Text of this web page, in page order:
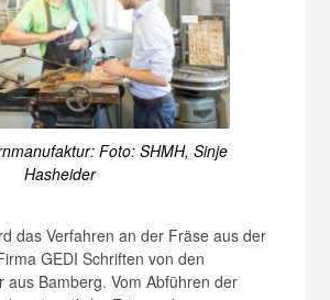
Foto: SHMH, Sinje
Hasheider
das Verfahren an der Fräse aus der
GEDI Schriften von den
aus Bamberg. Vom Abführen der